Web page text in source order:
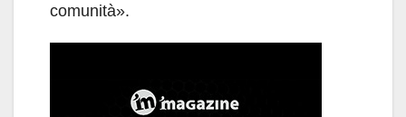
comunità».